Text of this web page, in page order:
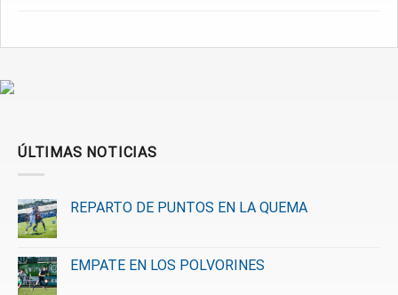
ÚLTIMAS NOTICIAS
REPARTO DE PUNTOS EN LA QUEMA
EMPATE EN LOS POLVORINES